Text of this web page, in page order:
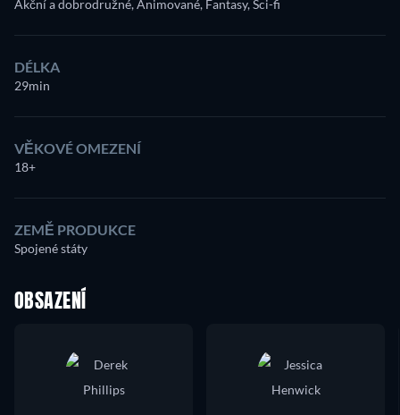
Akční a dobrodružné, Animované, Fantasy, Sci-fi
DÉLKA
29min
VĚKOVÉ OMEZENÍ
18+
ZEMĚ PRODUKCE
Spojené státy
OBSAZENÍ